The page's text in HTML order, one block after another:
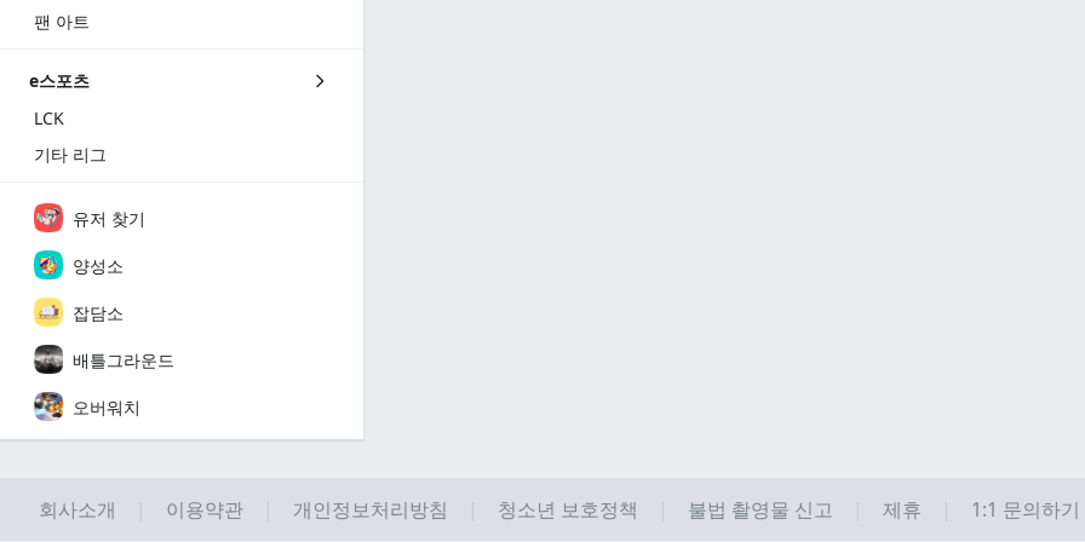
팬 아트
e스포츠
LCK
기타 리그
유저 찾기
양성소
잡담소
배틀그라운드
오버워치
회사소개 이용약관 개인정보처리방침 청소년 보호정책 불법 촬영물 신고 제휴 1:1 문의하기